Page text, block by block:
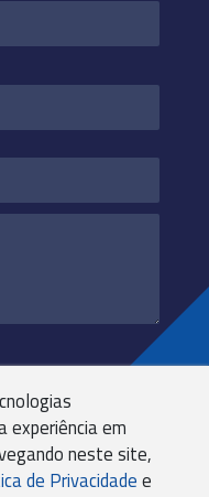
experiência em
neste site,
de Privacidade e